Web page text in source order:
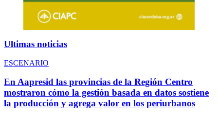
Ultimas noticias
ESCENARIO
En Aapresid las provincias de la Región Centro
mostraron cómo la gestión basada en datos sostiene
la producción y agrega valor en los periurbanos